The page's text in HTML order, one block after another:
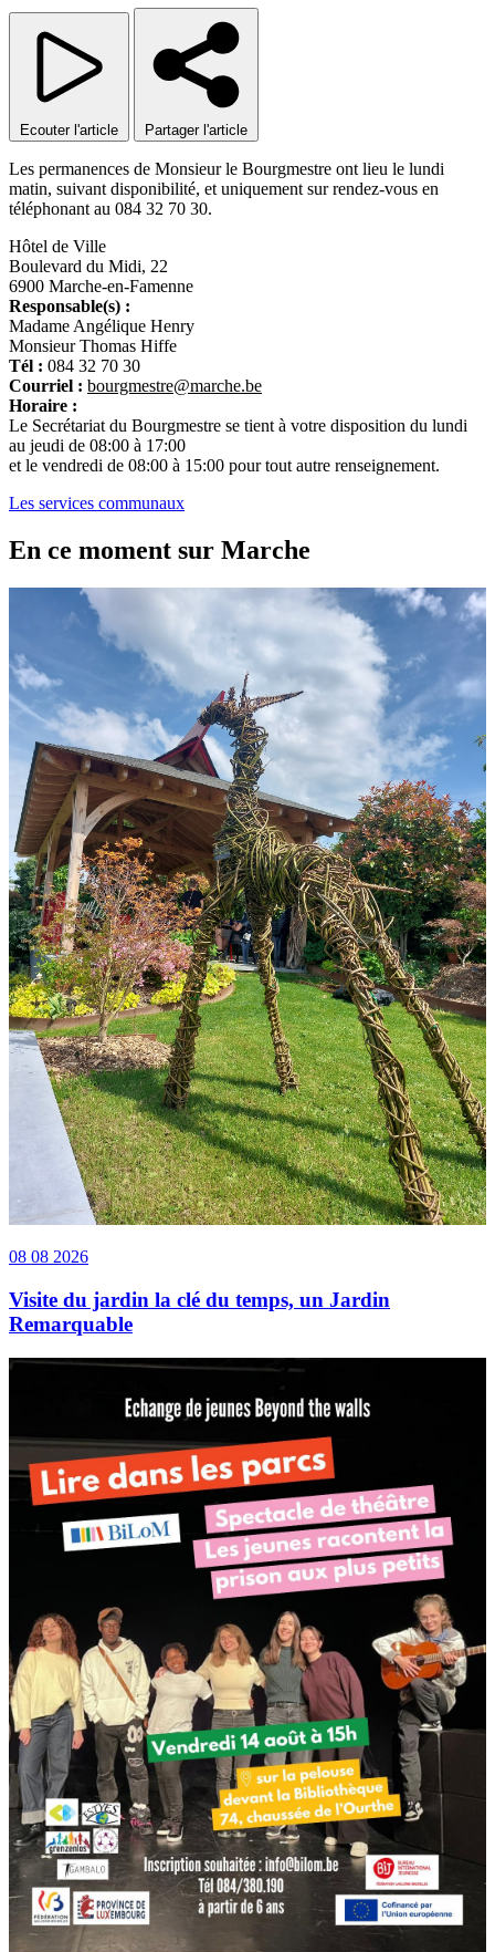
Ecouterl'article Partagerl'article
Les permanences de Monsieur le Bourgmestre ont lieu le lundi
matin, suivant disponibilité, et uniquement sur rendez-vous en
téléphonant au 084 32 70 30.
Hôtel de Ville
Boulevard du Midi, 22
6900 Marche-en-Famenne
Responsable(s) :
Madame Angélique Henry
Monsieur Thomas Hiffe
Tél : 084 32 70 30
Courriel : bourgmestre@marche.be
Horaire :
Le Secrétariat du Bourgmestre se tient à votre disposition du lundi
au jeudi de 08:00 à 17:00
et le vendredi de 08:00 à 15:00 pour tout autre renseignement.
Les services communaux
En ce moment sur Marche
08 08 2026
Visite du jardin la clé du temps, un Jardin
Remarquable